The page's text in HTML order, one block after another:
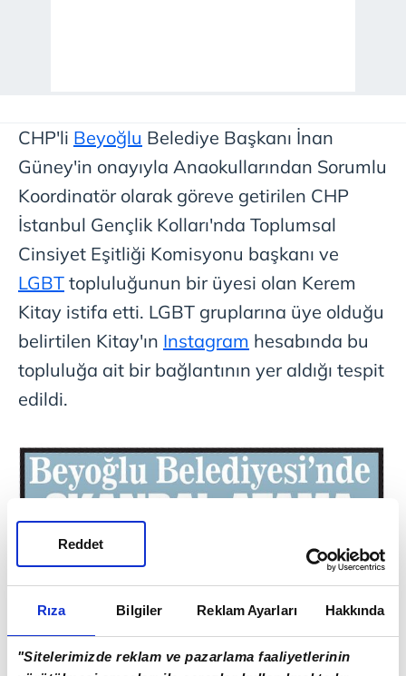
Rıza Bilgiler Reklam Ayarları Hakkında
"Sitelerimizde reklam ve pazarlama faaliyetlerinin
Reddet
CHP'li Beyoğlu Belediye Başkanı İnan
Güney'in onayıyla Anaokullarından Sorumlu
Koordinatör olarak göreve getirilen CHP
İstanbul Gençlik Kolları'nda Toplumsal
Cinsiyet Eşitliği Komisyonu başkanı ve
LGBT topluluğunun bir üyesi olan Kerem
Kitay istifa etti. LGBT gruplarına üye olduğu
belirtilen Kitay'ın Instagram hesabında bu
topluluğa ait bir bağlantının yer aldığı tespit
edildi.